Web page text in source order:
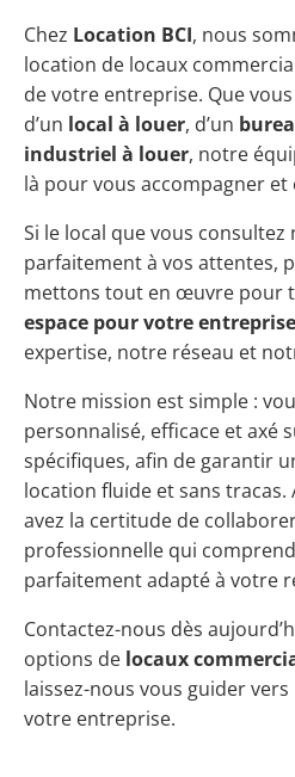
Chez Location BCI, nous
location de locaux
de votre entreprise. Que
d’un local à louer, d’un
industriel à louer, notre
là pour vous accompagner
Si le local que vous
parfaitement à vos attentes,
mettons tout en œuvre pour
espace pour votre entreprise
expertise, notre réseau et
Notre mission est simple :
personnalisé, efficace et axé
spécifiques, afin de garantir
location fluide et sans tracas.
avez la certitude de
professionnelle qui
parfaitement adapté à votre
Contactez-nous dès
options de locaux
laissez-nous vous guider vers
votre entreprise.